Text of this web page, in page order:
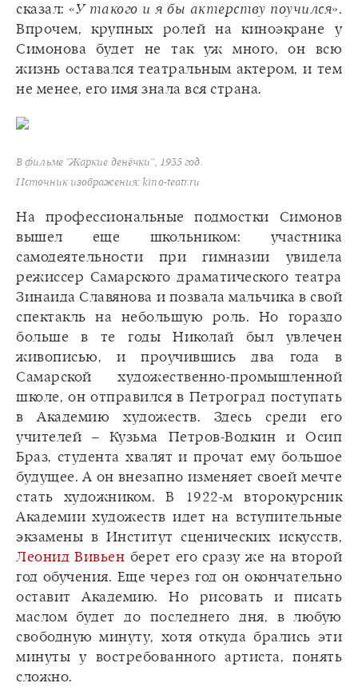
сказал:«У такого и я бы актерству поучился».
Впрочем, крупных ролей на киноэкране у
Симонова будет не так уж много, он всю
жизнь оставался театральным актером, и тем
не менее, его имя знала вся страна.
В фильме "Жаркие денёчки", 1935 год.
Источник изображения: kino-teatr.ru
На профессиональные подмостки Симонов
вышел еще школьником: участника
самодеятельности при гимназии увидела
режиссер Самарского драматического театра
Зинаида Славянова и позвала мальчика в свой
спектакль на небольшую роль. Но гораздо
больше в те годы Николай был увлечен
живописью, и проучившись два года в
Самарской художественно-промышленной
школе, он отправился в Петроград поступать
в Академию художеств. Здесь среди его
учителей – Кузьма Петров-Водкин и Осип
Браз, студента хвалят и прочат ему большое
будущее. А он внезапно изменяет своей мечте
стать художником. В 1922-м второкурсник
Академии художеств идет на вступительные
экзамены в Институт сценических искусств,
Леонид Вивьен берет его сразу же на второй
год обучения. Еще через год он окончательно
оставит Академию. Но рисовать и писать
маслом будет до последнего дня, в любую
свободную минуту, хотя откуда брались эти
минуты у востребованного артиста, понять
сложно.